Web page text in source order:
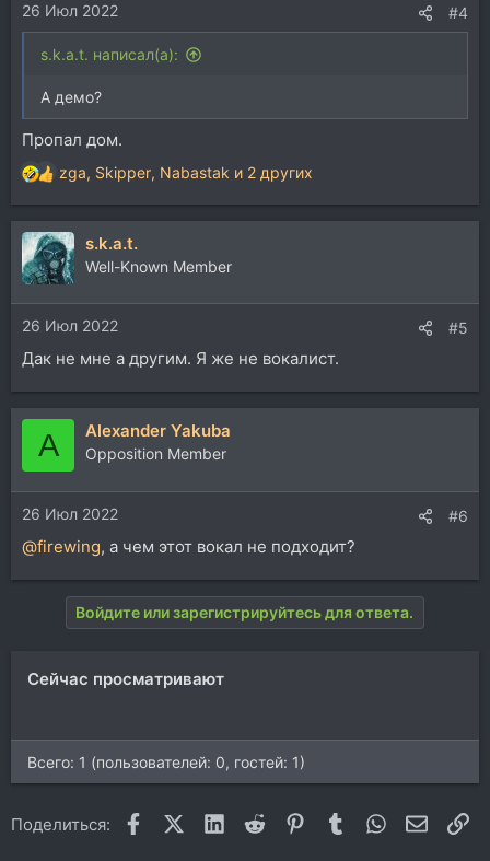
26 Июл 2022 #4
s.k.a.t. написал(а):
А демо?
Пропал дом.
Р
е
а
к
ц
и
и
:
zga, Skipper, Nabastak и 2 других
s.k.a.t.
Well-Known Member
26 Июл 2022 #5
Дак не мне а другим. Я же не вокалист.
A Alexander Yakuba
Opposition Member
26 Июл 2022 #6
@firewing, а чем этот вокал не подходит?
Войдите или зарегистрируйтесь для ответа.
Сейчас просматривают
Всего: 1 (пользователей: 0, гостей: 1)
Поделиться: FacebookX (Twitter)
LinkedIn
Reddit Pinterest
Tumblr WhatsApp